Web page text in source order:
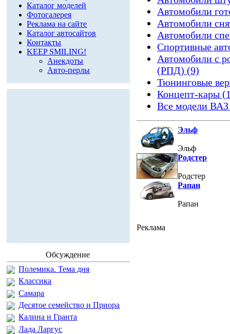
Каталог моделей
Фотогалерея
Реклама на сайте
Каталог автосайтов
Контакты
KEEP SMILING!
Анекдоты
Авто-перлы
Обсуждение
Полемика. Тема дня
Классика
Самара
Десятое семейство и Приора
Калина и Гранта
Лада Ларгус
Автомобили
Автомобили
Автомобили
Спортивные
Автомобили с
(РПД) (9)
Тюнинговые
Концепт-кары
Все модели
Эльф
Эльф
Родстер
Родстер
Рапан
Рапан
Реклама